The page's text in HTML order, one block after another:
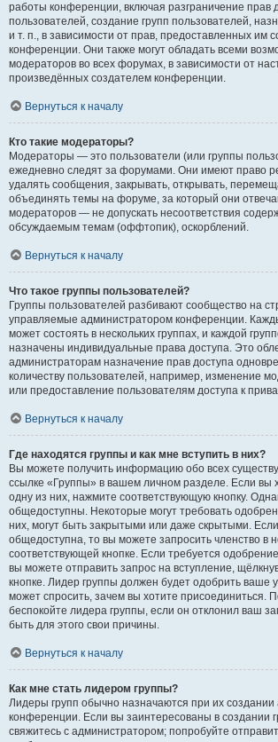
работы конференции, включая разграничение прав
пользователей, создание групп пользователей,
и т. п., в зависимости от прав, предоставленных им
конференции. Они также могут обладать всеми
модераторов во всех форумах, в зависимости от
произведённых создателем конференции.
Вернуться к началу
Кто такие модераторы?
Модераторы — это пользователи (или группы
ежедневно следят за форумами. Они имеют право
удалять сообщения, закрывать, открывать,
объединять темы на форуме, за который они
модераторов — не допускать несоответствия
обсуждаемым темам (оффтопик), оскорблений.
Вернуться к началу
Что такое группы пользователей?
Группы пользователей разбивают сообщество на
управляемые администратором конференции.
может состоять в нескольких группах, и каждой
назначены индивидуальные права доступа. Это
администраторам назначение прав доступа
количеству пользователей, например, изменение
или предоставление пользователям доступа к
Вернуться к началу
Где находятся группы и как мне вступить в них?
Вы можете получить информацию обо всех
ссылке «Группы» в вашем личном разделе. Если вы
одну из них, нажмите соответствующую кнопку.
общедоступны. Некоторые могут требовать
них, могут быть закрытыми или даже скрытыми.
общедоступна, то вы можете запросить членство в
соответствующей кнопке. Если требуется
вы можете отправить запрос на вступление,
кнопке. Лидер группы должен будет одобрить ваше
может спросить, зачем вы хотите присоединиться.
беспокойте лидера группы, если он отклонил ваш
быть для этого свои причины.
Вернуться к началу
Как мне стать лидером группы?
Лидеры групп обычно назначаются при их
конференции. Если вы заинтересованы в создании
свяжитесь с администратором; попробуйте